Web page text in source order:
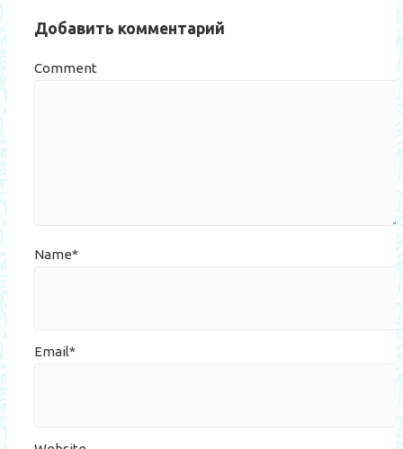
Добавить комментарий
Comment
Name*
Email*